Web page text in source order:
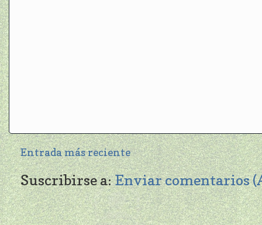
Entrada más reciente
Suscribirse a:Enviar comentarios